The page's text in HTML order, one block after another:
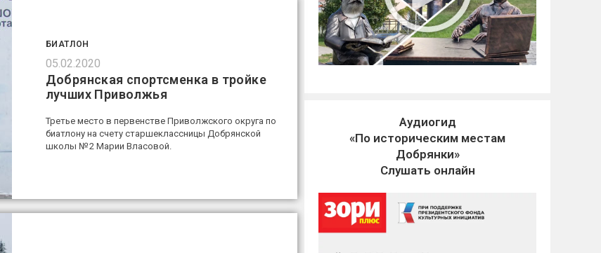
БИАТЛОН
05.02.2020
Добрянская спортсменка в тройке
лучших Приволжья
Третье место в первенстве Приволжского округа по
биатлону на счету старшеклассницы Добрянской
школы № 2 Марии Власовой.
Аудиогид
«По историческим местам
Добрянки»
Слушать онлайн